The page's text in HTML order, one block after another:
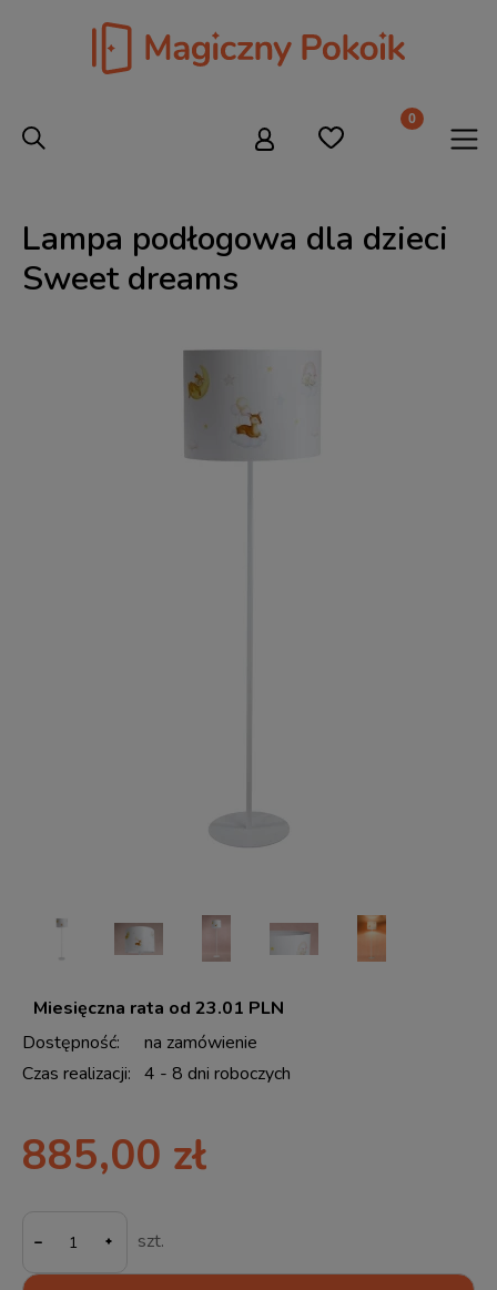
Lampa podłogowa dla dzieci
Sweet dreams
Miesięczna rata od 23.01 PLN
Dostępność:
na zamówienie
Czas realizacji: 4 - 8 dni roboczych
885,00 zł
- szt.